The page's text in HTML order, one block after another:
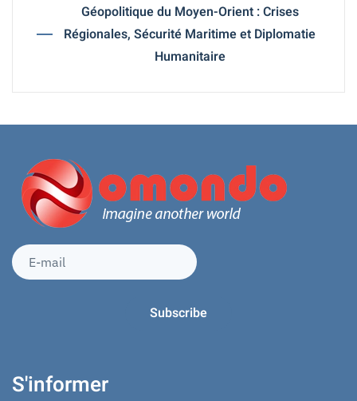
Géopolitique du Moyen-Orient : Crises
Régionales, Sécurité Maritime et Diplomatie
Humanitaire
S'informer